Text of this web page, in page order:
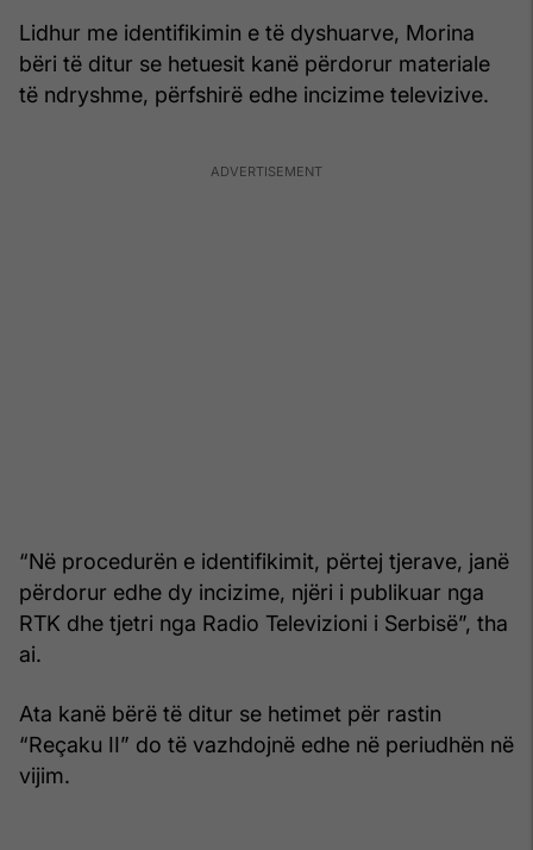
Lidhur me identifikimin e të dyshuarve, Morina
bëri të ditur se hetuesit kanë përdorur materiale
të ndryshme, përfshirë edhe incizime televizive.
“Në procedurën e identifikimit, përtej tjerave, janë
përdorur edhe dy incizime, njëri i publikuar nga
RTK dhe tjetri nga Radio Televizioni i Serbisë”, tha
ai.
Ata kanë bërë të ditur se hetimet për rastin
“Reçaku II” do të vazhdojnë edhe në periudhën në
vijim.